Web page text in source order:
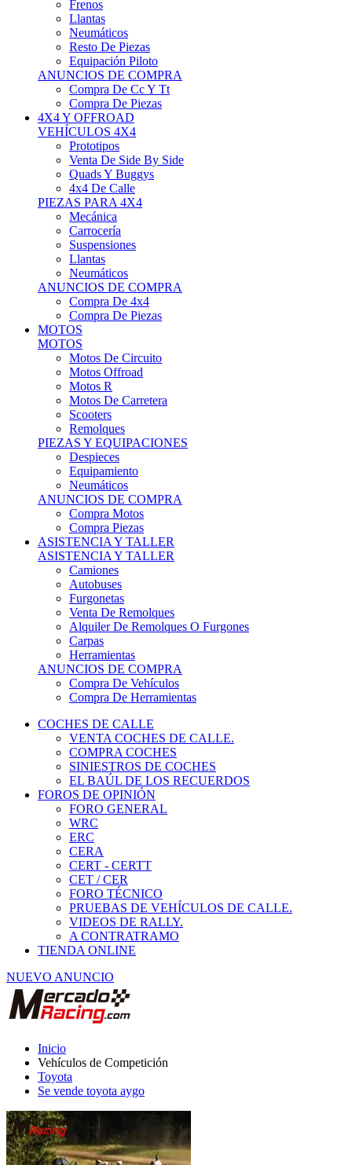
Neumáticos
Resto De Piezas
Equipación Piloto
ANUNCIOS DE COMPRA
Compra De Cc Y Tt
Compra De Piezas
4X4 Y OFFROAD
VEHÍCULOS 4X4
Prototipos
Venta De Side By Side
Quads Y Buggys
4x4 De Calle
PIEZAS PARA 4X4
Mecánica
Carrocería
Suspensiones
Llantas
Neumáticos
ANUNCIOS DE COMPRA
Compra De 4x4
Compra De Piezas
MOTOS
MOTOS
Motos De Circuito
Motos Offroad
Motos R
Motos De Carretera
Scooters
Remolques
PIEZAS Y EQUIPACIONES
Despieces
Equipamiento
Neumáticos
ANUNCIOS DE COMPRA
Compra Motos
Compra Piezas
ASISTENCIA Y TALLER
ASISTENCIA Y TALLER
Camiones
Autobuses
Furgonetas
Venta De Remolques
Alquiler De Remolques O Furgones
Carpas
Herramientas
ANUNCIOS DE COMPRA
Compra De Vehículos
Compra De Herramientas
COCHES DE CALLE
VENTA COCHES DE CALLE.
COMPRA COCHES
SINIESTROS DE COCHES
EL BAÚL DE LOS RECUERDOS
FOROS DE OPINIÓN
FORO GENERAL
WRC
ERC
CERA
CERT - CERTT
CET / CER
FORO TÉCNICO
PRUEBAS DE VEHÍCULOS DE CALLE.
VIDEOS DE RALLY.
A CONTRATRAMO
TIENDA ONLINE
NUEVO ANUNCIO
Vehículos de Competición
Toyota
Se vende toyota aygo